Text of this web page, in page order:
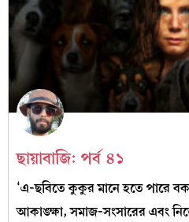
ছায়াবাজি: পর্ব ৪১
‘এ-ছবিতে কুকুর মানে হতে পারে
আকাঙ্ক্ষা, সমাজ-সংসারের এবং